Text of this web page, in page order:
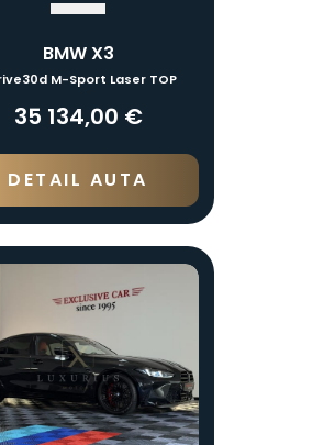
BMW X3
M-Sport Laser TOP
35 134,00 €
DETAIL AUTA